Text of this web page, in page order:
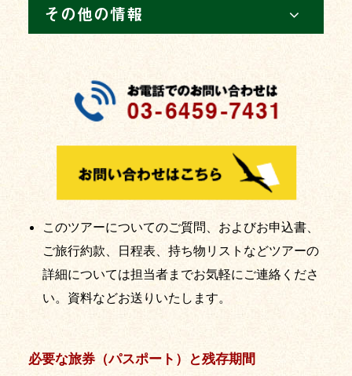
その他の情報
このツアーについてのご質問、およびお申込書、
ご旅行約款、日程表、持ち物リストなどツアーの
詳細については担当者までお気軽にご連絡くださ
い。資料などお送りいたします。
必要な旅券（パスポート）と残存期間